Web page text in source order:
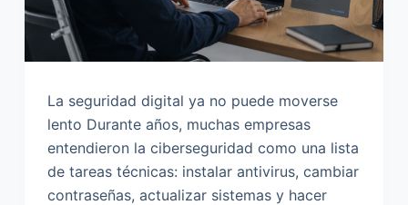
La seguridad digital ya no puede moverse
lento Durante años, muchas empresas
entendieron la ciberseguridad como una lista
de tareas técnicas: instalar antivirus, cambiar
contraseñas, actualizar sistemas y hacer